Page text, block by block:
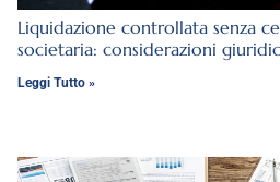
Liquidazione controllata senza
societaria: considerazioni
Leggi Tutto »